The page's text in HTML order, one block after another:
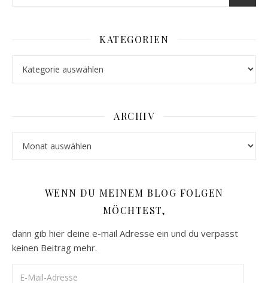
KATEGORIEN
ARCHIV
WENN DU MEINEM BLOG FOLGEN
MÖCHTEST,
dann gib hier deine e-mail Adresse ein und du verpasst
keinen Beitrag mehr.